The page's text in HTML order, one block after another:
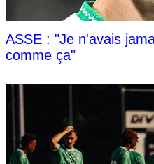
ASSE : "Je n'avais
comme ça"